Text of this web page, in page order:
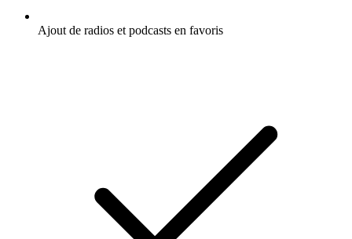
Ajout de radios et podcasts en favoris